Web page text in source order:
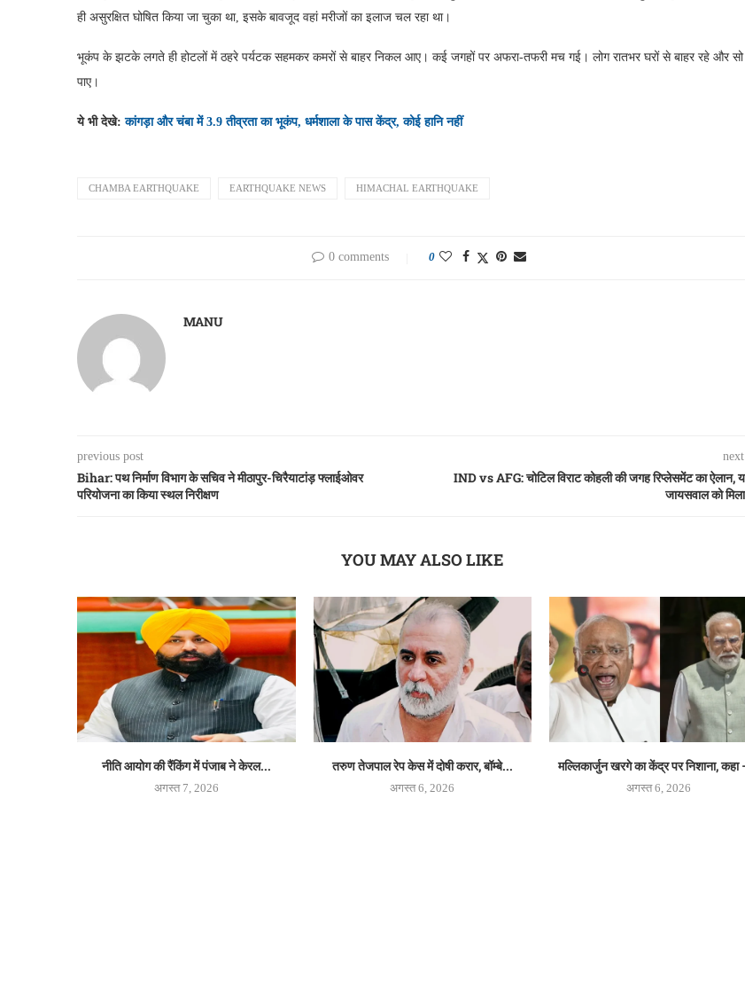
ही असुरक्षित घोषित किया जा चुका था, इसके बावजूद वहां मरीजों का इलाज चल रहा था।
भूकंप के झटके लगते ही होटलों में ठहरे पर्यटक सहमकर कमरों से बाहर निकल आए। कई जगहों पर अफरा-तफरी मच गई। लोग रातभर घरों से बाहर रहे और सो
पाए।
ये भी देखे:कांगड़ा और चंबा में 3.9 तीव्रता का भूकंप, धर्मशाला के पास केंद्र, कोई हानि नहीं
CHAMBA EARTHQUAKE EARTHQUAKE NEWS HIMACHAL EARTHQUAKE
0 comments 0
MANU
previous post
Bihar: पथ निर्माण विभाग के सचिव ने मीठापुर-चिरैयाटांड़ फ्लाईओवर
परियोजना का किया स्थल निरीक्षण
IND vs AFG: चोटिल विराट कोहली की जगह रिप्लेसमेंट का ऐलान,
जायसवाल को
YOU MAY ALSO LIKE
नीति आयोग की रैंकिंग में पंजाब ने केरल...
अगस्त 7, 2026
तरुण तेजपाल रेप केस में दोषी करार, बॉम्बे...
अगस्त 6, 2026
मल्लिकार्जुन खरगे का केंद्र पर निशाना, कहा
अगस्त 6, 2026